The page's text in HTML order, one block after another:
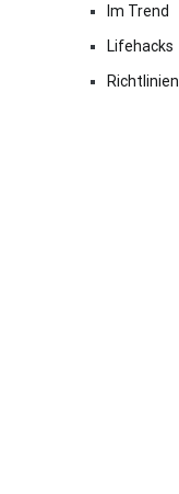
Im Trend
Lifehacks
Richtlinien